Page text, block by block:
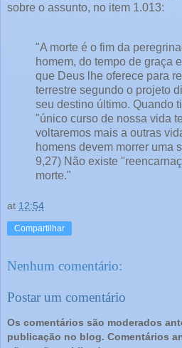
sobre o assunto, no item 1.013:
"A morte é o fim da
homem, do tempo de graça
que Deus lhe oferece para
terrestre segundo o projeto
seu destino último. Quando
"único curso de nossa vida
voltaremos mais a outras
homens devem morrer uma
9,27) Não existe
morte."
at 12:54
Compartilhar
Nenhum comentário:
Postar um comentário
Os comentários são moderados
publicação no blog. Comentários